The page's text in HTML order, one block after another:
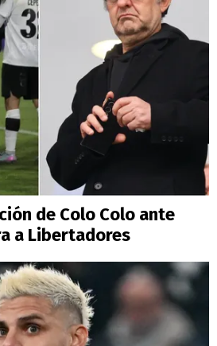
de Colo Colo ante
a Libertadores